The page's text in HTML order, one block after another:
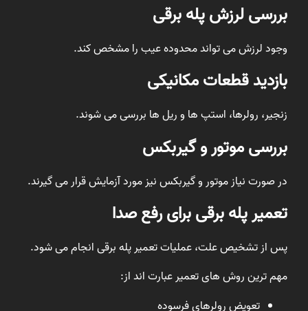
بررسی لرزش پله برقی
وجود لرزش می تواند محدوده عیب را مشخص کند.
بازدید قطعات مکانیکی
زنجیر، رولرها، استپ ها و ریل ها بررسی می شوند.
بررسی موتور و گیربکس
در صورت نیاز موتور و گیربکس نیز مورد آزمایش قرار می گیرند.
تعمیر پله برقی برای رفع صدا
پس از تشخیص علت، عملیات تعمیر پله برقی انجام می شود.
مهم ترین روش های تعمیر عبارت اند از:
تعویض رولرهای فرسوده